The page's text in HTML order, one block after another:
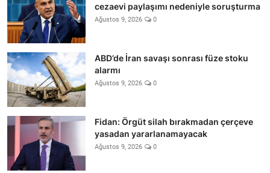
cezaevi paylaşımı nedeniyle soruşturma
Ağustos 9, 2026 0
ABD’de İran savaşı sonrası füze stoku
alarmı
Ağustos 9, 2026 0
Fidan: Örgüt silah bırakmadan çerçeve
yasadan yararlanamayacak
Ağustos 9, 2026 0